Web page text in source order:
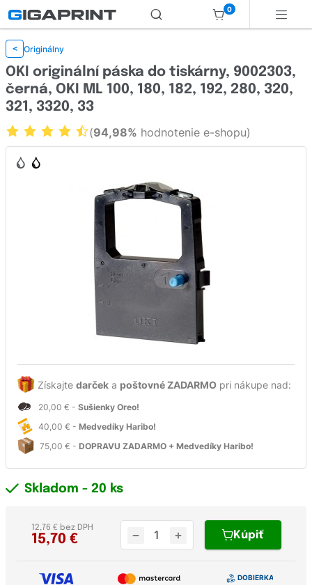
0
< Originálny
Získajte darček a poštovné ZADARMO pri nákupe nad:
20,00 € - Sušienky Oreo!
40,00 € - Medvedíky Haribo!
75,00 € - DOPRAVU ZADARMO + Medvedíky Haribo!
OKI originální páska do tiskárny, 9002303,
černá, OKI ML 100, 180, 182, 192, 280, 320,
321, 3320, 33
(94,98% hodnotenie e-shopu)
Skladom - 20 ks
15,70 €
12,76 € bez DPH
Kúpiť